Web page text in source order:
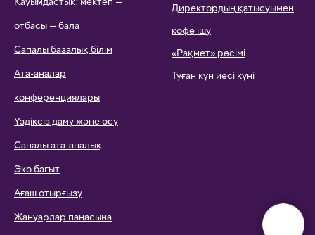
отбасы — бала
Сапалы базалық білім
Ата-аналар
конференциялары
Үздіксіз даму және өсу
Саналы ата-аналық
Эко бағыт
Ағаш отырғызу
Жануарлар панасына
Директордың қатысуымен
кофе ішу
«Рақмет» рәсімі
Туған күн иесі күні